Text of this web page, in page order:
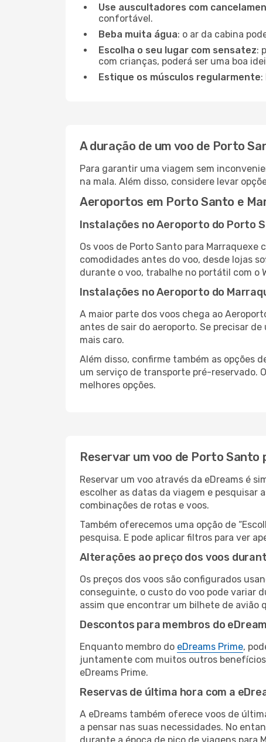
Use auscultadores com
confortável.
Beba muita água: o ar da cabina
Escolha o seu lugar com sensatez:
com crianças, poderá ser uma boa
Estique os músculos regularmente:
A duração de um voo de Porto
Para garantir uma viagem sem
na mala. Além disso, considere levar
Aeroportos em Porto Santo e
Instalações no Aeroporto do Porto
Os voos de Porto Santo para
comodidades antes do voo, desde lojas
durante o voo, trabalhe no portátil com o
Instalações no Aeroporto do
A maior parte dos voos chega ao
antes de sair do aeroporto. Se precisar
mais caro.
Além disso, confirme também as opções
um serviço de transporte pré-reservado.
melhores opções.
Reservar um voo de Porto Santo
Reservar um voo através da eDreams é
escolher as datas da viagem e pesquisar
combinações de rotas e voos.
Também oferecemos uma opção de
pesquisa. E pode aplicar filtros para ver
Alterações ao preço dos voos
Os preços dos voos são configurados
conseguinte, o custo do voo pode variar
assim que encontrar um bilhete de avião
Descontos para membros do
Enquanto membro do eDreams Prime,
juntamente com muitos outros
eDreams Prime.
Reservas de última hora com a
A eDreams também oferece voos de
a pensar nas suas necessidades. No